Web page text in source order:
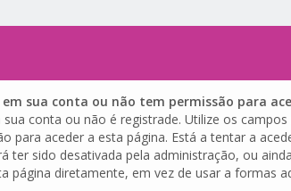
sua conta ou não tem permissão para
conta ou não é registrade. Utilize os
para aceder a esta página. Está a tentar a
ter sido desativada pela administração, ou
página diretamente, em vez de usar a formas